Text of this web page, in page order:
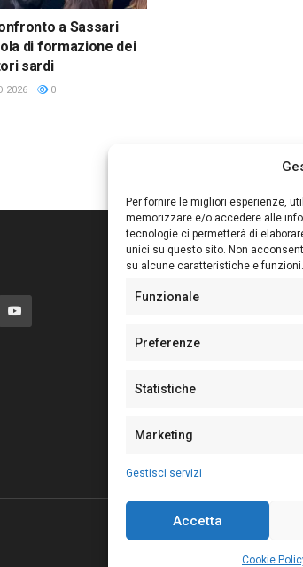
Per fornire le migliori esperienze,
memorizzare e/o accedere alle
tecnologie ci permetterà di
unici su questo sito. Non
su alcune caratteristiche e funzioni.
Funzionale
Preferenze
Statistiche
Marketing
Gestisci servizi
Accetta
Cookie
a Sassari
di formazione dei
sardi
2026 0
Editore:Giampaolo
Sede:
N° di iscrizione al ROC:
N° 128/2020 del 10/02/
Per la Pubblicità: